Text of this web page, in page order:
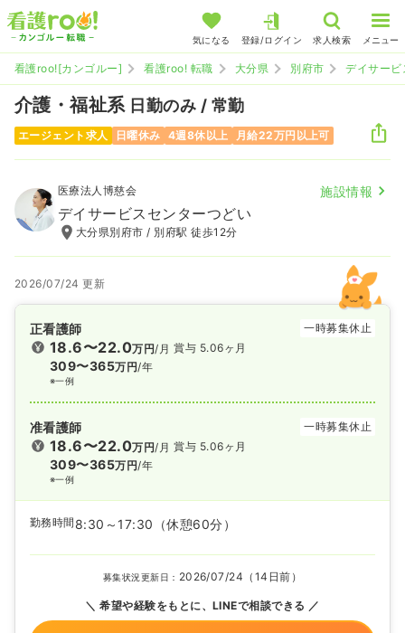
気になる 登録/ログイン 求人検索 メニュー
看護roo![カンゴルー] 看護roo! 転職 大分県 別府市 デイサー
介護・福祉系 日勤のみ / 常勤
エージェント求人 日曜休み 4週8休以上 月給22万円以上可
医療法人博慈会 施設情報
デイサービスセンターつどい
大分県別府市 / 別府駅 徒歩12分
2026/07/24 更新
正看護師 一時募集休止
18.6〜22.0万円/月
309〜365万円/年
※一例
賞与 5.06ヶ月
准看護師 一時募集休止
18.6〜22.0万円/月
309〜365万円/年
※一例
賞与 5.06ヶ月
勤務時間 8:30～17:30 （休憩60分）
募集状況更新日： 2026/07/24（14日前）
希望や経験をもとに、LINEで相談できる